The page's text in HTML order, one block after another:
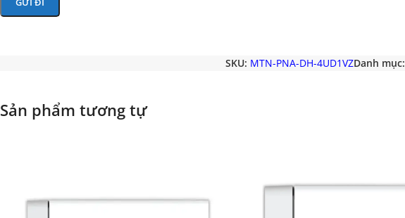
SKU: MTN-PNA-DH-4UD1VZDanh mục:
Sản phẩm tương tự